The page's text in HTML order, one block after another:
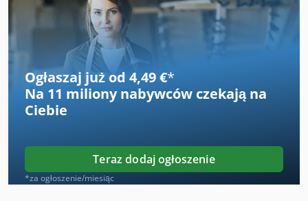
Automat
Kondia Fv 1
Kverneland Cld
Maszyna Do Jastrychu
Maszyna Do Lodów
Maszyny Do Drewna
Ogłaszaj już od 4,49 €*
Na 11 miliony nabywców czekają na
Ciebie
Teraz dodaj ogłoszenie
*za ogłoszenie/miesiąc